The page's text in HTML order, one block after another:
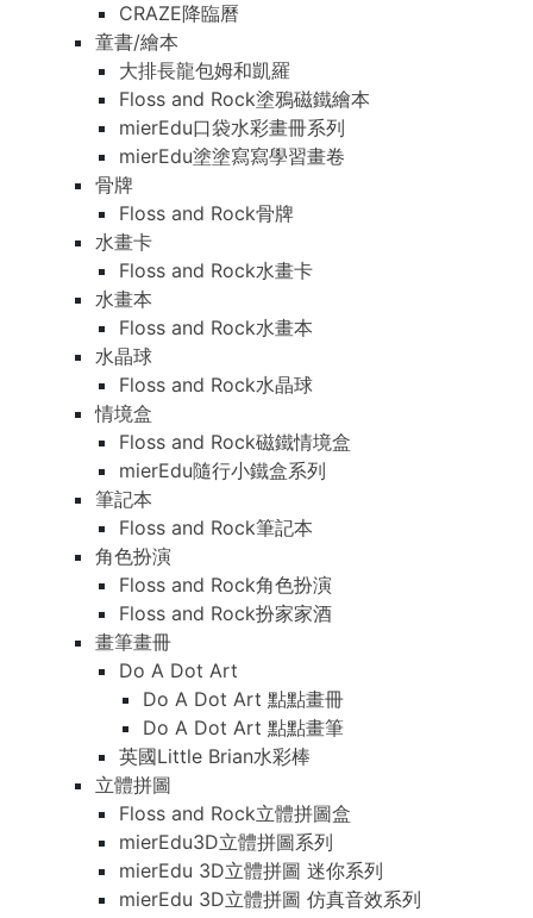
CRAZE降臨曆
童書/繪本
大排長龍包姆和凱羅
Floss and Rock塗鴉磁鐵繪本
mierEdu口袋水彩畫冊系列
mierEdu塗塗寫寫學習畫卷
骨牌
Floss and Rock骨牌
水畫卡
Floss and Rock水畫卡
水畫本
Floss and Rock水畫本
水晶球
Floss and Rock水晶球
情境盒
Floss and Rock磁鐵情境盒
mierEdu隨行小鐵盒系列
筆記本
Floss and Rock筆記本
角色扮演
Floss and Rock角色扮演
Floss and Rock扮家家酒
畫筆畫冊
Do A Dot Art
Do A Dot Art 點點畫冊
Do A Dot Art 點點畫筆
英國Little Brian水彩棒
立體拼圖
Floss and Rock立體拼圖盒
mierEdu3D立體拼圖系列
mierEdu 3D立體拼圖 迷你系列
mierEdu 3D立體拼圖 仿真音效系列